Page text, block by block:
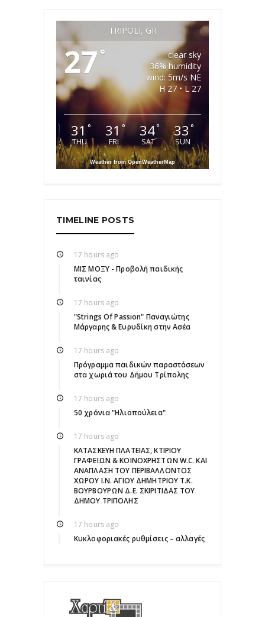
TRIPOLI, GR
27 °
clear sky
36% humidity
wind: 5m/s NE
H 27 • L 27
31 °
THU
31°
FRI
34°
SAT
33 °
SUN
Weather from OpenWeatherMap
TIMELINE POSTS
17 hours ago
ΜΙΣ ΜΟΞΥ - Προβολή παιδικής
ταινίας
17 hours ago
"Strings Of Passion" Παναγιώτης
Μάργαρης & Ευρυδίκη στην Ασέα
17 hours ago
Πρόγραμμα παιδικών παραστάσεων
στα χωριά του Δήμου Τρίπολης
17 hours ago
50 χρόνια "Ηλιοπούλεια"
17 hours ago
ΚΑΤΑΣΚΕΥΗ ΠΛΑΤΕΙΑΣ, ΚΤΙΡΙΟΥ
ΓΡΑΦΕΙΩΝ & ΚΟΙΝΟΧΡΗΣΤΩΝ W.C. ΚΑΙ
ΑΝΑΠΛΑΣΗ ΤΟΥ ΠΕΡΙΒΑΛΛΟΝΤΟΣ
ΧΩΡΟΥ Ι.Ν. ΑΓΙΟΥ ΔΗΜΗΤΡΙΟΥ Τ.Κ.
ΒΟΥΡΒΟΥΡΩΝ Δ.Ε. ΣΚΙΡΙΤΙΔΑΣ ΤΟΥ
ΔΗΜΟΥ ΤΡΙΠΟΛΗΣ
17 hours ago
Κυκλοφοριακές ρυθμίσεις – αλλαγές